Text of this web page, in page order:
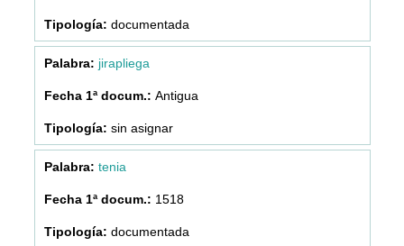
documentada
jirapliega
Antigua
sin asignar
tenia
1518
documentada